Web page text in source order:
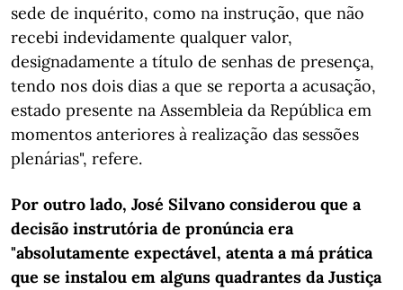
sede de inquérito, como na instrução, que não
recebi indevidamente qualquer valor,
designadamente a título de senhas de presença,
tendo nos dois dias a que se reporta a acusação,
estado presente na Assembleia da República em
momentos anteriores à realização das sessões
plenárias", refere.
Por outro lado, José Silvano considerou que a
decisão instrutória de pronúncia era
"absolutamente expectável, atenta a má prática
que se instalou em alguns quadrantes da Justiça